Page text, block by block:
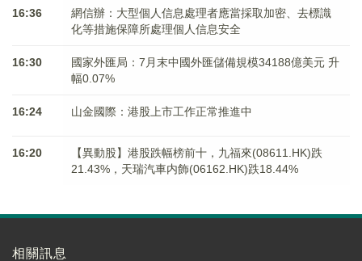
16:36
網信辦：大型個人信息處理者應當採取加密、去標識
化等措施保障所處理個人信息安全
16:30
國家外匯局：7月末中國外匯儲備規模34188億美元 升
幅0.07%
16:24 山金國際：港股上市工作正常推進中
16:20
【異動股】港股跌幅榜前十，九福來(08611.HK)跌
21.43%，天瑞汽車内飾(06162.HK)跌18.44%
相關訊息